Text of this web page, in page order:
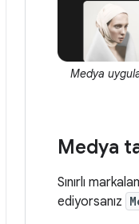
Medya
Medya
Sınırlı
ediyorsanız